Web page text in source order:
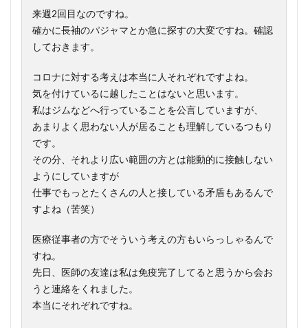
来週2回目なのですね。
確かに長袖のパジャマとか急に探すの大変ですね。確認
しておきます。
コロナに対する考えは本当に人それぞれですよね。
気を付けているに越したことはないと思います。
私はジムなどへ行っていることを公言していますが、
あまりよく思わない人が居ることも理解しているつもり
です。
その分、それより広い範囲の方とは能動的に接触しない
ようにしていますが
仕事でもっとたくさんの人と接している矛盾もあるんで
すよね（苦笑）
医療従事者の方でそういう考えの方もいらっしゃるんで
すね。
先日、医師の友達は私は免疫完了してると思うから会お
うと連絡をくれました。
本当にそれぞれですね。